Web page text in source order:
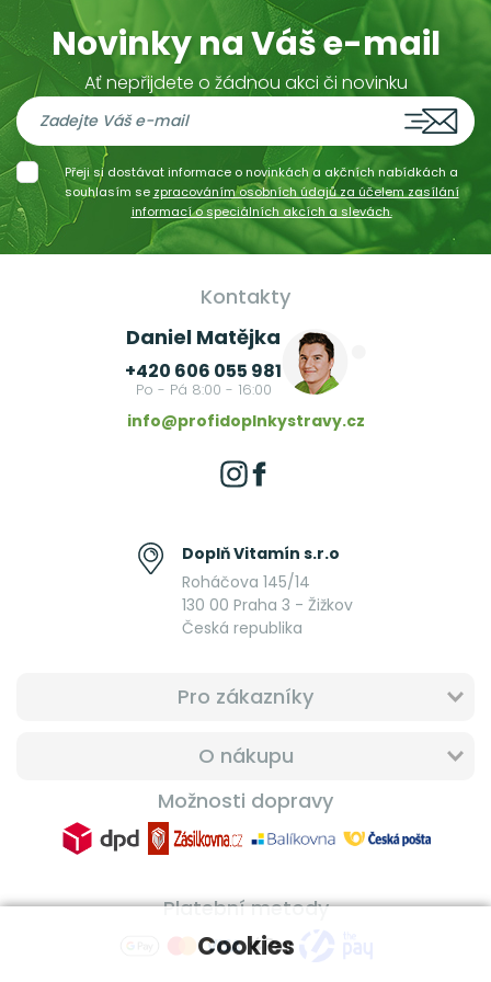
Novinky na Váš e-mail
Ať nepřijdete o žádnou akci či novinku
Přeji si dostávat informace o novinkách a akčních nabídkách a
souhlasím se zpracováním osobních údajů za účelem zasílání
informací o speciálních akcích a slevách.
Kontakty
Daniel Matějka
+420 606 055 981
Po - Pá 8:00 - 16:00
info@profidoplnkystravy.cz
Doplň Vitamín s.r.o
Roháčova 145/14
130 00 Praha 3 - Žižkov
Česká republika
Pro zákazníky
O nákupu
Možnosti dopravy
Platební metody
Cookies